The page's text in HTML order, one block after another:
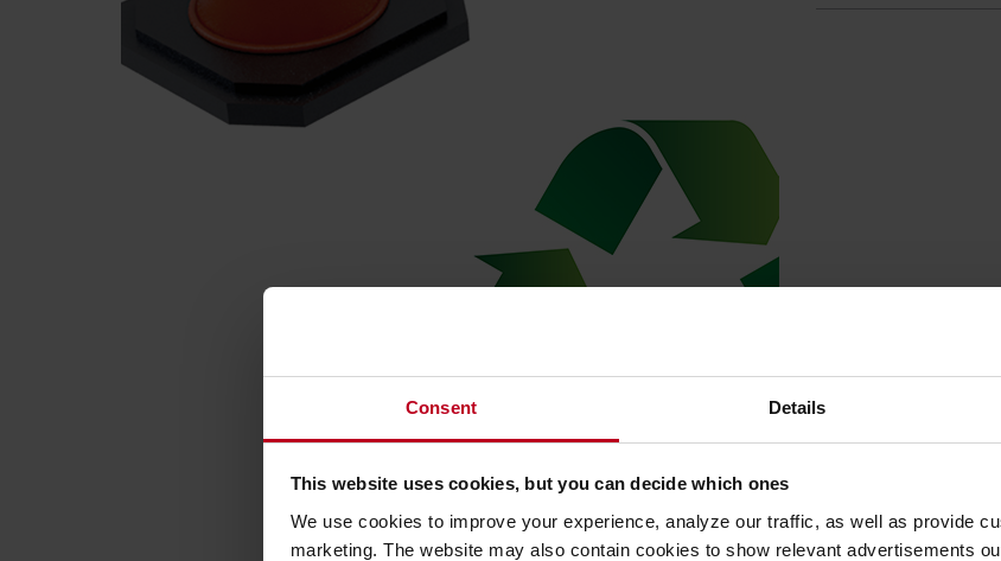
Consent Details
This website uses cookies, but you can decide which ones
We use cookies to improve your experience, analyze our traffic, as well as provide
marketing. The website may also contain cookies to show relevant advertisements